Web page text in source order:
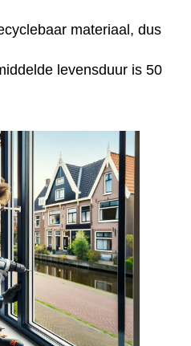
materiaal, dus
levensduur is 50